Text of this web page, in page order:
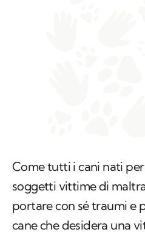
Come tutti i cani nati per
soggetti vittime di
portare con sé traumi e
cane che desidera una